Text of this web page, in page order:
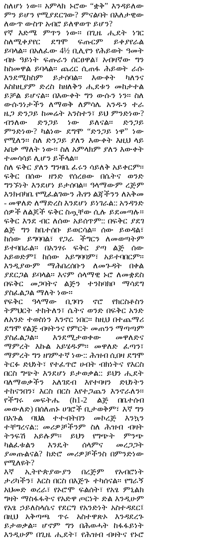
ስለሆነ ነው፡፡ አምላክ ኑሮው “ቋቅ” እንዳይለው
ምን ይሆን የሚያደርገው? ምናልባት በእለታዊው
ለውጥ ውስጥ አብሮ ይለዋወጥ ይሆን?
የኛ እድሜ ምጥን ነው፡፡ በጊዜ ሒደት ነገር
ስለሚቀያየር ደግሞ ፍጡርም ይቀያየራል
ይባላል፡፡ በአለፈው 4½ ቢሊየን የሕይወት ዓመት
ብዙ ዓይነት ፍጡራን ሰርፀዋል፣ አብዛኛው ግን
ከስመዋል ይባላል፡፡ ጨረር ሲጠፋ ሕይወት ራሱ
እንደሚከስም ይታሰባል፡፡ እውቀት ካለንና
እስከዚያም ድረስ ከዘለቅን ሒደቱን መከታተል
ይቻል ይሆናል፡፡ በእውቀት ግን ውሱን ነን፡፡ ስለ
ውሱንነታችን ለማወቅ ለምሳሌ አንዱን ተራ
ዜጋ ድንጋይ ከመሬት አንስተን፣ ይህ ምንድነው?
ብንለው ድንጋይ ነው ይለናል፡፡ ድንጋይ
ምንድነው? ካልነው ደግሞ “ድንጋይ ነዋ” ነው
የሚለን፡፡ ስለ ድንጋይ ያለን እውቀት እዚህ ላይ
አበቃ ማለት ነው፡፡ ስለ አምላክም ያለን እውቀት
ተመሳሳይ ሊሆን ይችላል፡፡
ስለ ፍቅር ያለን ግንዛቤ ፈሩን ሳይለቅ አይቀርም፡፡
ፍቅር በሰው ዘንድ የሰረፀው በሴትና ወንድ
ግንኙነት እንደሆነ ይታሰባል፡፡ ዓላማውም ረጅም
እንክብካቤ የሚፈልገውን ሕፃን ልጃችንን ለአቅመ
- መዋለድ ለማድረስ እንደሆነ ይነገራል:: አንዳንድ
ሰዎች ለልጆች ፍቅር ስጧቸው ሲሉ ይደመጣሉ፡፡
ፍቅር እንደ ብር ለሰው አይሰጥም:: በፍቅር ያደገ
ልጅ ግን ከቤተሰቡ ይወርሳል፡፡ ሰው ይወዳል፣
ከሰው ይግባባል፣ የጋራ ችግርን ለመወጣትም
ይተባበራል፡፡ በአንፃሩ ፍቅር ያጣ ልጅ ሰው
አይወድም፤ ከሰው አይግባባም፣ አይተባበርም፡፡
እንዲያውም ማሕበረሰቡን ለመጉዳት በቀል
ያደርጋል ይባላል፡፡ እናም ሰላማዊ ኑሮ ለመቋደስ
በፍቅር መጋባትና ልጅን ተንከባክቦ ማሳደግ
ያስፈልጋል ማለት ነው፡፡
የፍቅር ዓላማው ቢገባን ኖሮ የክርስቶስን
ትምህርት ተከትለን፣ ሴትና ወንድ በፍቅር አንድ
ለአንድ ተወስነን እንኖር ነበር፡፡ ከዚህ በተጨማሪ
ደግሞ የልጅ ብዛትንና የምርት መጠንን ማጣጣም
ያስፈልጋል፡፡ እንደሚታወቀው መዋለድና
ማምረት እኩል አይሄዱም፡፡ መዋለድ ፈጣን፣
ማምረት ግን ዘገምተኛ ነው:: ሕዝብ ሲበዛ ደግሞ
ትርፉ ድህነት፣ የተፈጥሮ ሀብት ብክነትና የእርስ
በርስ ግጭት እንደሆነ ይታወቃል:: ይህን ሒደት
ባለማወቃችን አለገደብ እየተባዛን ድህነትን
ተከናንበን፣ እርስ በርስ እየተጋጨን እንኖራለን፡፡
የችግሩ መፍትሔ (ከ1-2 ልጅ በቤተሰብ
መውለድ) በሰለጠኑ ሀገሮች ቢታወቅም፣ እኛ ግን
በአጉል ባህል ተተብትበን መኮረጅ እንኳን
ተቸግረናል:: መሪዎቻችንም ስለ ሕዝብ ብዛት
ትንፍሽ አይሉም፡፡ ይህን የግጭት ምንጭ
ካልፈቱልን እንዴት ሰላምና መረጋጋት
ያመጡልናል? ከድሮ መሪዎቻችንስ በምንድነው
የሚለዩት?
እኛ ኢትዮጵያውያን በረጅም የአብሮነት
ታሪካችን፣ እርስ በርስ በእጅጉ ተካሰናል፡፡ የግራኝ
አህመድ ወረራ፣ የኦሮሞ ፍልሰት፣ የአፄ ምኒልክ
ግዛት ማስፋፋትና የአድዋ ጦርነት ድል እንዲሁም
የአፄ ኃይለስላሴና የደርግ የአንድነት አስተዳደር፤
በዚህ አቅጣጫ ጥሩ አስተዋጽኦ እንዳደረጉ
ይታወቃል፡፡ ሆኖም ግን በሕወሓት ከፋፋይነት
እንዲሁም በጊዜ ሒደት፣ የሕዝብ ብዛትና የኑሮ